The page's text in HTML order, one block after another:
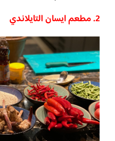
2. مطعم ايسان التايلاندي